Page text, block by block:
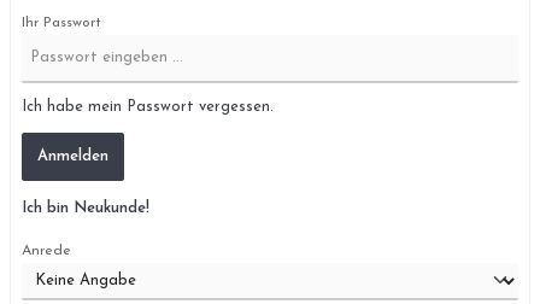
Ihr Passwort
Ich habe mein Passwort vergessen.
Anmelden
Ich bin Neukunde!
Anrede